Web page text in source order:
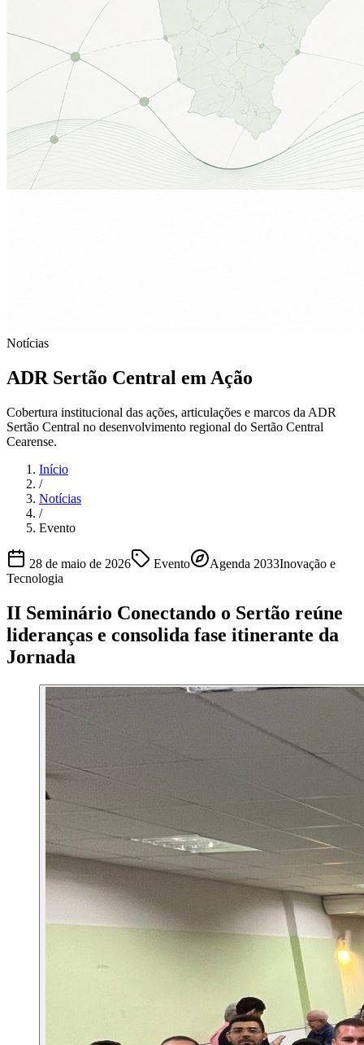
Notícias
ADR Sertão Central em Ação
Cobertura institucional das ações, articulações e marcos da ADR
Sertão Central no desenvolvimento regional do Sertão Central
Cearense.
Início
/
Notícias
/
Evento
28 de maio de 2026 Evento Agenda 2033Inovação e
Tecnologia
II Seminário Conectando o Sertão reúne
lideranças e consolida fase itinerante da
Jornada